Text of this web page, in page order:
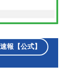
報【公式】